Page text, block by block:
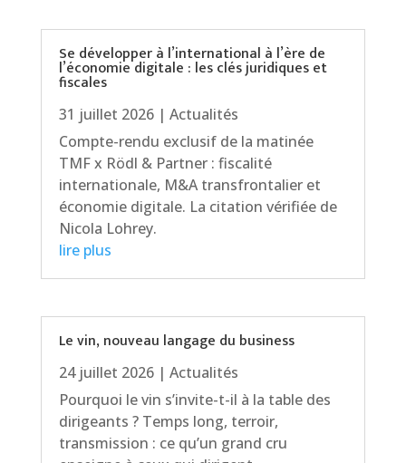
Se développer à l’international à l’ère de
l’économie digitale : les clés juridiques et
fiscales
31 juillet 2026| Actualités
Compte-rendu exclusif de la matinée
TMF x Rödl & Partner : fiscalité
internationale, M&A transfrontalier et
économie digitale. La citation vérifiée de
Nicola Lohrey.
lire plus
Le vin, nouveau langage du business
24 juillet 2026| Actualités
Pourquoi le vin s’invite-t-il à la table des
dirigeants ? Temps long, terroir,
transmission : ce qu’un grand cru